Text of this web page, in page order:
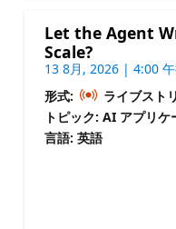
Let the Agent
Scale?
13 8月, 2026 | 4:00 午
形式:
ライブスト
トピック: AI アプリケ
言語: 英語